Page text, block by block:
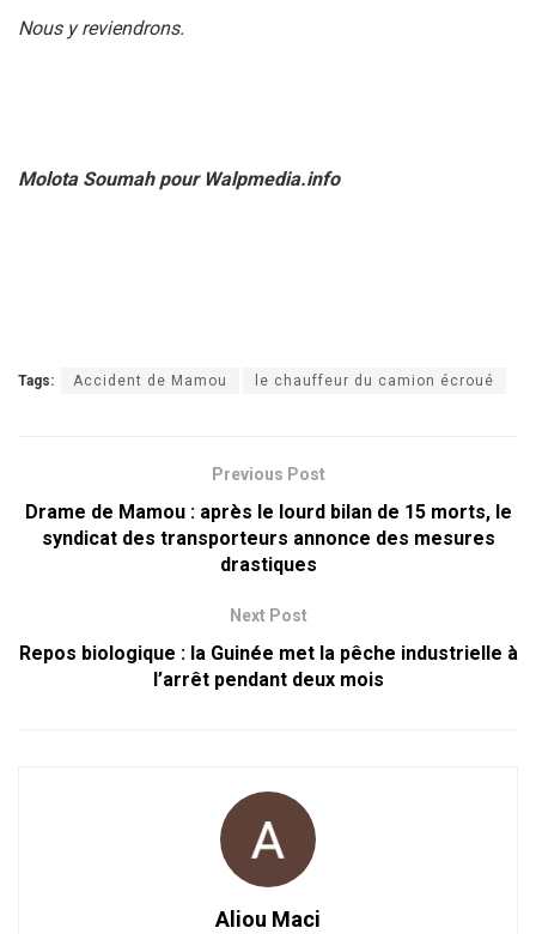
Nous y reviendrons.
Molota Soumah pour Walpmedia.info
Tags: Accident de Mamou le chauffeur du camion écroué
Previous Post
Drame de Mamou : après le lourd bilan de 15 morts, le
syndicat des transporteurs annonce des mesures
drastiques
Next Post
Repos biologique : la Guinée met la pêche industrielle à
l’arrêt pendant deux mois
Aliou Maci